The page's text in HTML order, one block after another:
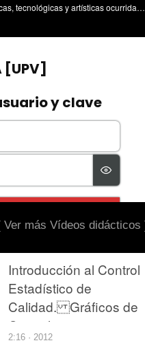
Divulgación de las actividades científicas, tecnológicas y artísticas ocurridas en los tres campus de la UPV
Ver más Vídeos didácticos
Introducción al Control
Estadístico de
Calidad. Gráficos de
Control.
2:16 · 2012